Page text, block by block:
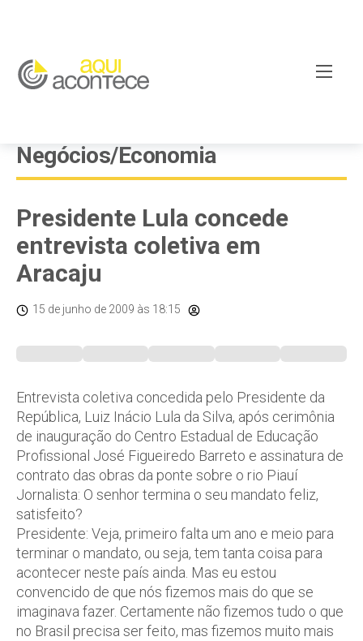
Negócios/Economia
Presidente Lula concede
entrevista coletiva em
Aracaju
15 de junho de 2009 às 18:15
Entrevista coletiva concedida pelo Presidente da
República, Luiz Inácio Lula da Silva, após cerimônia
de inauguração do Centro Estadual de Educação
Profissional José Figueiredo Barreto e assinatura de
contrato das obras da ponte sobre o rio Piauí
Jornalista: O senhor termina o seu mandato feliz,
satisfeito?
Presidente: Veja, primeiro falta um ano e meio para
terminar o mandato, ou seja, tem tanta coisa para
acontecer neste país ainda. Mas eu estou
convencido de que nós fizemos mais do que se
imaginava fazer. Certamente não fizemos tudo o que
no Brasil precisa ser feito, mas fizemos muito mais